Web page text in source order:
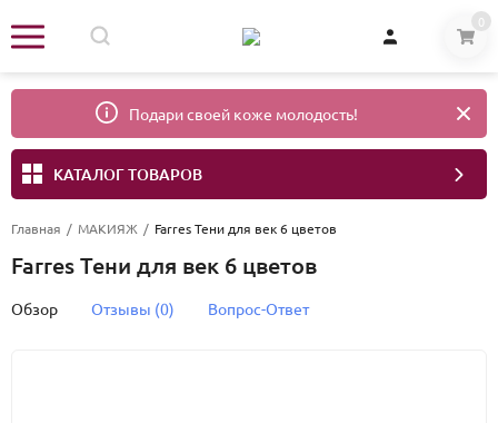
0
Подари своей коже молодость!
КАТАЛОГ ТОВАРОВ
Главная / МАКИЯЖ / Farres Тени для век 6 цветов
Farres Тени для век 6 цветов
Обзор Отзывы (0) Вопрос-Ответ